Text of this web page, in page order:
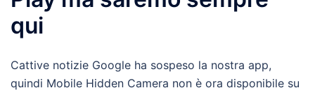
qui
Cattive notizie Google ha sospeso la nostra app,
quindi Mobile Hidden Camera non è ora disponibile su